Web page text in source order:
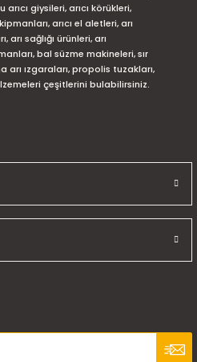
giysileri, arıcı körükleri,
arıcı el aletleri, arı
sağlığı ürünleri, arı
bal süzme makineleri, sır
arı ızgaraları, propolis tuzakları,
çeşitlerini bulabilirsiniz.